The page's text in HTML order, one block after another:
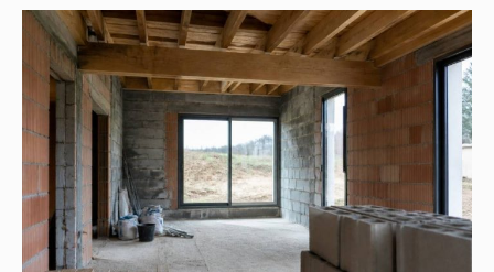
a
t
i
o
C
o
m
p
e
u
r
c
a